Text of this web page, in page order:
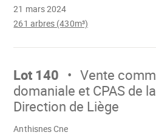
21 mars 2024
261 arbres (430m³)
Aller
Lot 140
Vente
domaniale et CPAS de la
Direction de Liège
Anthisnes Cne